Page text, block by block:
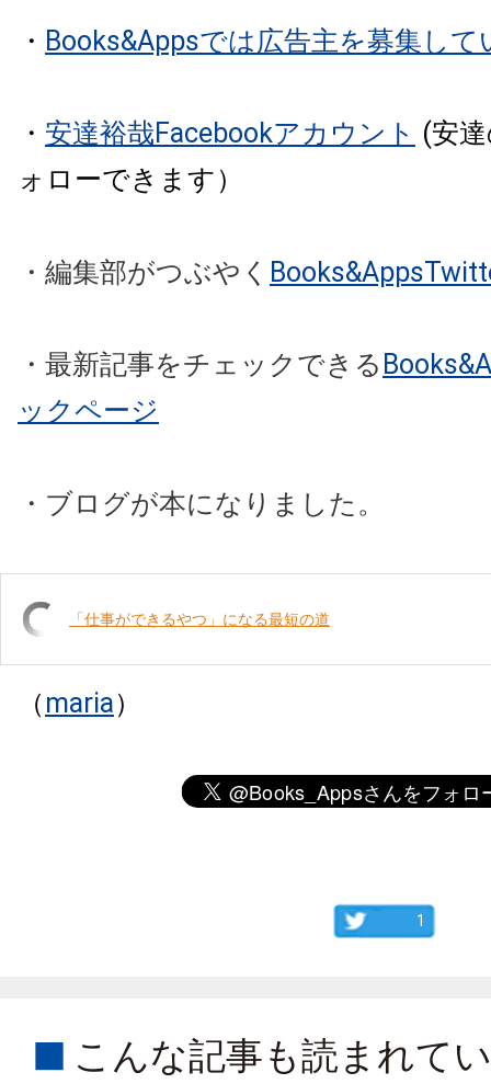
・ Books&Appsでは広告主を募集して
・ 安達裕哉Facebookアカウント (安
ォローできます）
・編集部がつぶやく
・最新記事をチェックできる
ックページ
・ブログが本になりました。
「仕事ができるやつ」になる最短の道
（ maria）
1
こんな記事も読まれて